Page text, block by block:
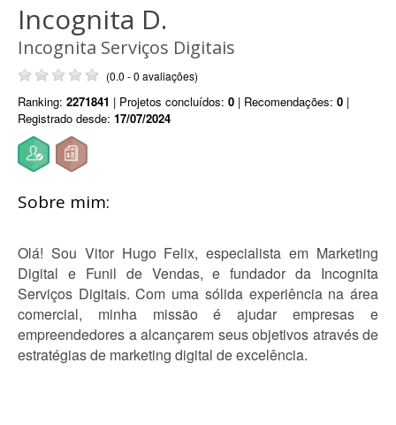
Incognita D.
Incognita Serviços Digitais
(0.0 - 0 avaliações)
Ranking: 2271841 | Projetos concluídos: 0 | Recomendações: 0 |
Registrado desde: 17/07/2024
Sobre mim:
Olá! Sou Vitor Hugo Felix, especialista em Marketing
Digital e Funil de Vendas, e fundador da Incognita
Serviços Digitais. Com uma sólida experiência na área
comercial, minha missão é ajudar empresas e
empreendedores a alcançarem seus objetivos através de
estratégias de marketing digital de excelência.